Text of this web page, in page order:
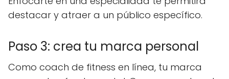
destacar y atraer a un público específico.
Paso 3: crea tu marca personal
Como coach de fitness en línea, tu marca